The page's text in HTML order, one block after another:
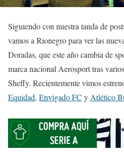
Siguiendo con nuestra tanda de
vamos a Rionegro para ver las
Doradas, que este año cambia de
marca nacional Aerosport tras
Sheffy. Recientemente vimos
Equidad, Envigado FC y Atlético